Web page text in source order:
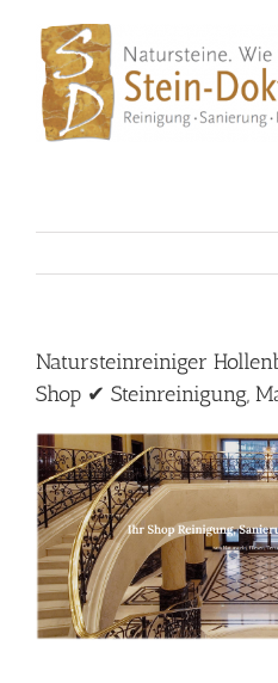
content
Natursteinreiniger
Shop ✔ Steinreinigung,